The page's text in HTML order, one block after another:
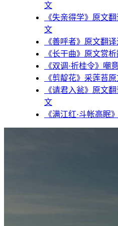
文
《失亲得学》原文
文
《善呼者》原文翻
《长干曲》原文赏
《双调·折桂令》嘲
《剪靛花》采莲苔
《请君入瓮》原文
文
《满江红·斗帐高眠